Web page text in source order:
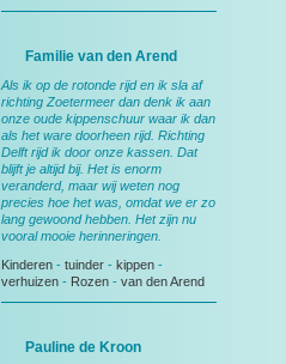
Familie van den Arend
Als ik op de rotonde rijd en ik sla af
richting Zoetermeer dan denk ik aan
onze oude kippenschuur waar ik dan
als het ware doorheen rijd. Richting
Delft rijd ik door onze kassen. Dat
blijft je altijd bij. Het is enorm
veranderd, maar wij weten nog
precies hoe het was, omdat we er zo
lang gewoond hebben. Het zijn nu
vooral mooie herinneringen.
Kinderen - tuinder - kippen -
verhuizen - Rozen - van den Arend
Pauline de Kroon